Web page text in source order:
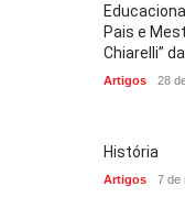
Pais e
Chiarelli” da
Artigos 28
História
Artigos 7 de